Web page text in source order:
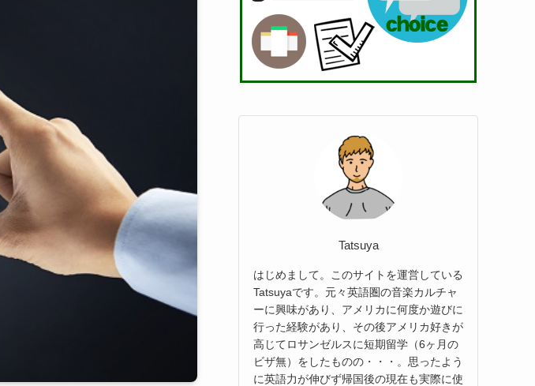
Tatsuya
はじめまして。このサイトを運営している
Tatsuyaです。元々英語圏の音楽カルチャ
ーに興味があり、アメリカに何度か遊びに
行った経験があり、その後アメリカ好きが
高じてロサンゼルスに短期留学（6ヶ月の
ビザ無）をしたものの・・・。思ったよう
に英語力が伸びず帰国後の現在も実際に使